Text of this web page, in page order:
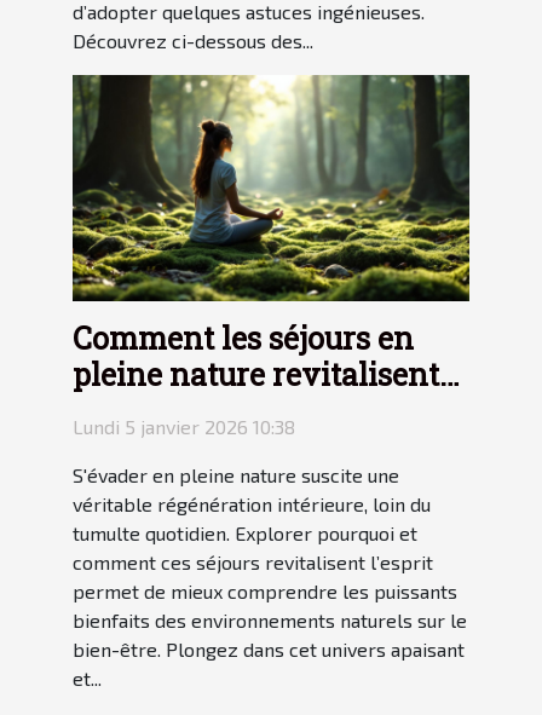
d’adopter quelques astuces ingénieuses.
Découvrez ci-dessous des...
Comment les séjours en
pleine nature revitalisent-
ils l'esprit ?
Lundi 5 janvier 2026 10:38
S'évader en pleine nature suscite une
véritable régénération intérieure, loin du
tumulte quotidien. Explorer pourquoi et
comment ces séjours revitalisent l’esprit
permet de mieux comprendre les puissants
bienfaits des environnements naturels sur le
bien-être. Plongez dans cet univers apaisant
et...